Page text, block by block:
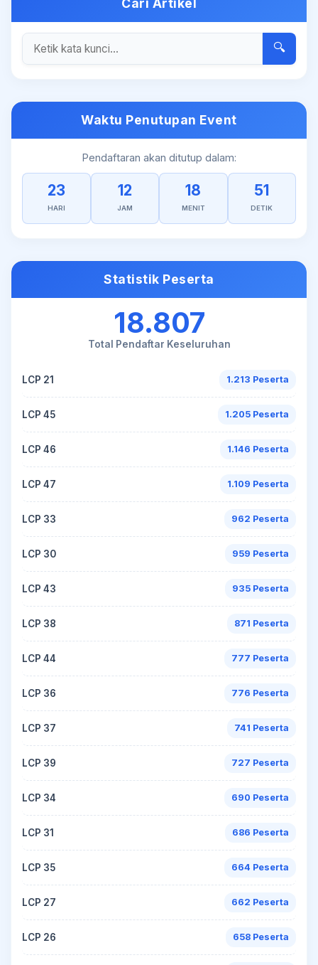
Cari Artikel
🔍
Waktu Penutupan Event
Pendaftaran akan ditutup dalam:
23
HARI
12
JAM
18
MENIT
51
DETIK
Statistik Peserta
18.807
Total Pendaftar Keseluruhan
LCP 21 1.213 Peserta
LCP 45 1.205 Peserta
LCP 46 1.146 Peserta
LCP 47 1.109 Peserta
LCP 33 962 Peserta
LCP 30 959 Peserta
LCP 43 935 Peserta
LCP 38 871 Peserta
LCP 44 777 Peserta
LCP 36 776 Peserta
LCP 37 741 Peserta
LCP 39 727 Peserta
LCP 34 690 Peserta
LCP 31 686 Peserta
LCP 35 664 Peserta
LCP 27 662 Peserta
LCP 26 658 Peserta